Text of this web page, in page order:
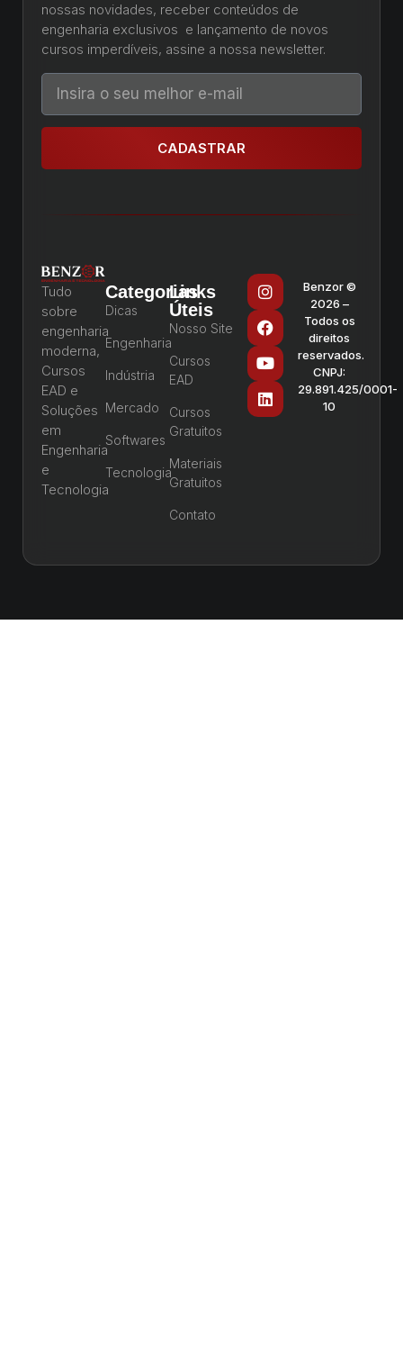
nossas novidades, receber conteúdos de
engenharia exclusivos e lançamento de novos
cursos imperdíveis, assine a nossa newsletter.
CADASTRAR
Tudo
sobre
engenharia
moderna,
Cursos
EAD e
Soluções
em
Engenharia
e
Tecnologia
Categorias
Dicas
Engenharia
Indústria
Mercado
Softwares
Tecnologia
Links
Úteis
Nosso Site
Cursos
EAD
Cursos
Gratuitos
Materiais
Gratuitos
Contato
Benzor ©
2026 –
Todos os
direitos
reservados.
CNPJ:
29.891.425/0001-
10